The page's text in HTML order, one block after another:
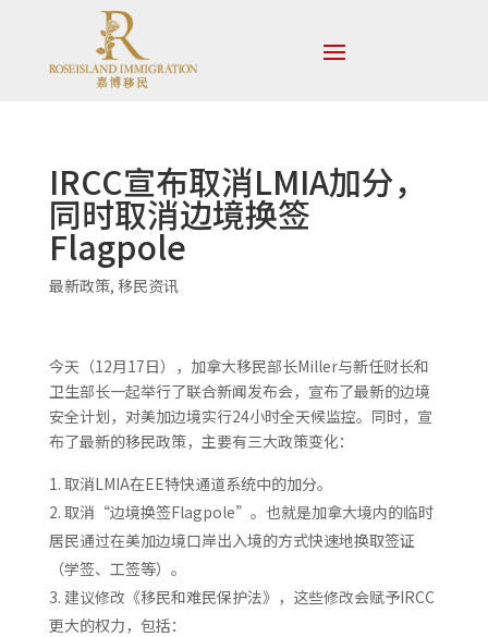
IRCC宣布取消LMIA加分，
同时取消边境换签
Flagpole
最新政策, 移民资讯
今天（12月17日），加拿大移民部长Miller与新任财长和
卫生部长一起举行了联合新闻发布会，宣布了最新的边境
安全计划，对美加边境实行24小时全天候监控。同时，宣
布了最新的移民政策，主要有三大政策变化：
取消LMIA在EE特快通道系统中的加分。
取消“边境换签Flagpole”。也就是加拿大境内的临时
居民通过在美加边境口岸出入境的方式快速地换取签证
（学签、工签等）。
建议修改《移民和难民保护法》，这些修改会赋予IRCC
更大的权力，包括：